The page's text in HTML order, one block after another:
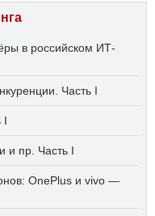
в российском ИТ-
Часть I
I
и пр. Часть I
OnePlus и vivo —